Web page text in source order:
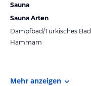
Sauna
Sauna Arten
Dampfbad/Türkisches Bad
Hammam
Mehr anzeigen